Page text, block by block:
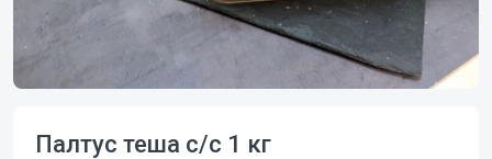
Палтус теша с/с 1 кг